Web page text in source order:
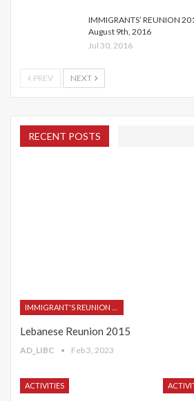
IMMIGRANTS’ REUNION
August 9th, 2016
Jul 30, 2016
PREV NEXT
RECENT POSTS
Lebanese Reunion 2015
AD_LIBC Feb 3, 2023
ACTIVITIES